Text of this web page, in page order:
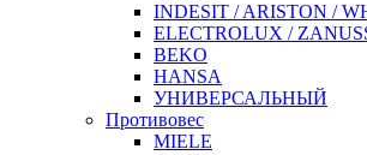
INDESIT / ARISTON /
ELECTROLUX /
BEKO
HANSA
УНИВЕРСАЛЬНЫЙ
Противовес
MIELE